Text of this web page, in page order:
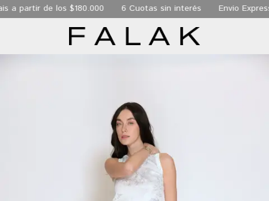
partir de los $180.000 6 Cuotas sin interés Envio